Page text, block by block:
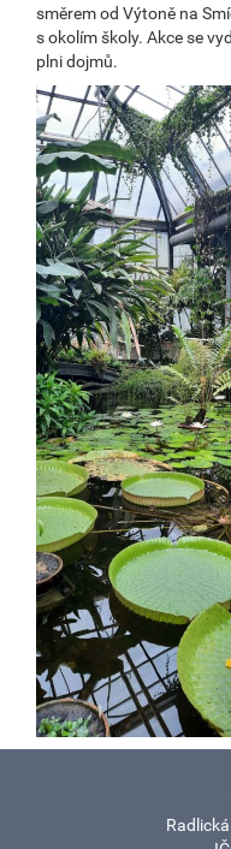
směrem od Výtoně na
s okolím školy. Akce se
plni dojmů.